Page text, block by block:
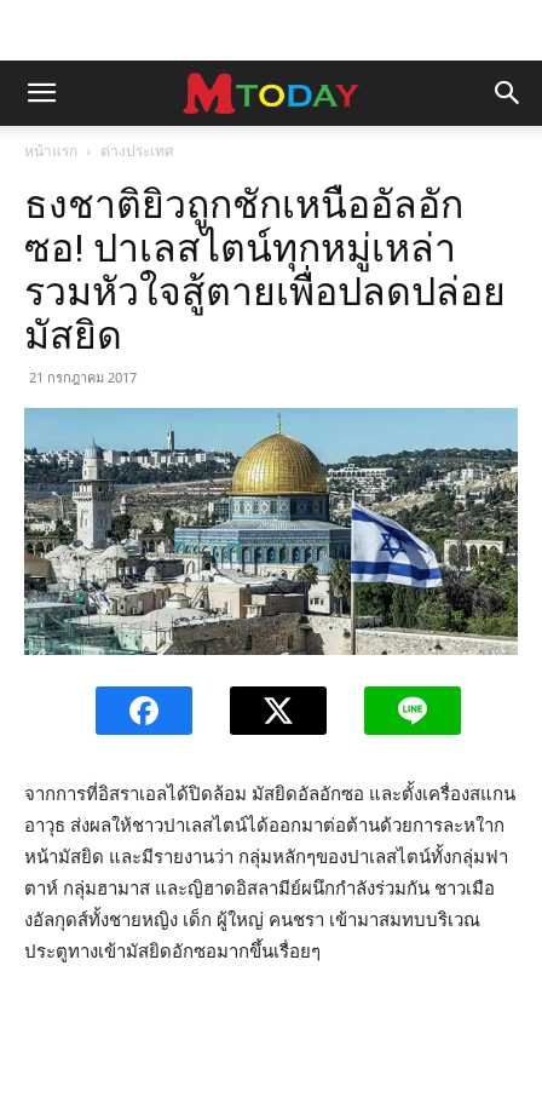
หน้าแรก ต่างประเทศ
ธงชาติยิวถูกชักเหนืออัลอัก
ซอ! ปาเลสไตน์ทุกหมู่เหล่า
รวมหัวใจสู้ตายเพื่อปลดปล่อย
มัสยิด
21 กรกฎาคม 2017
จากการที่อิสราเอลได้ปิดล้อม มัสยิดอัลอักซอ และตั้งเครื่องสแกน
อาวุธ ส่งผลให้ชาวปาเลสไตน์ได้ออกมาต่อต้านด้วยการละหใาก
หน้ามัสยิด และมีรายงานว่า กลุ่มหลักๆของปาเลสไตน์ทั้งกลุ่มฟา
ตาห์ กลุ่มฮามาส และญิฮาดอิสลามีย์ผนึกกำลังร่วมกัน ชาวเมือ
งอัลกุดส์ทั้งชายหญิง เด็ก ผู้ใหญ่ คนชรา เข้ามาสมทบบริเวณ
ประตูทางเข้ามัสยิดอักซอมากขึ้นเรื่อยๆ